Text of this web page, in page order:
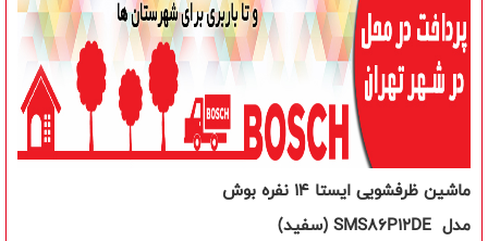
ماشین ظرفشویی ایستا 14 نفرهبوش
مدل SMS86P12DE(سفید)